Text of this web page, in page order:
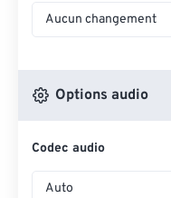
Aucun changement
Options audio
Codec audio
Auto